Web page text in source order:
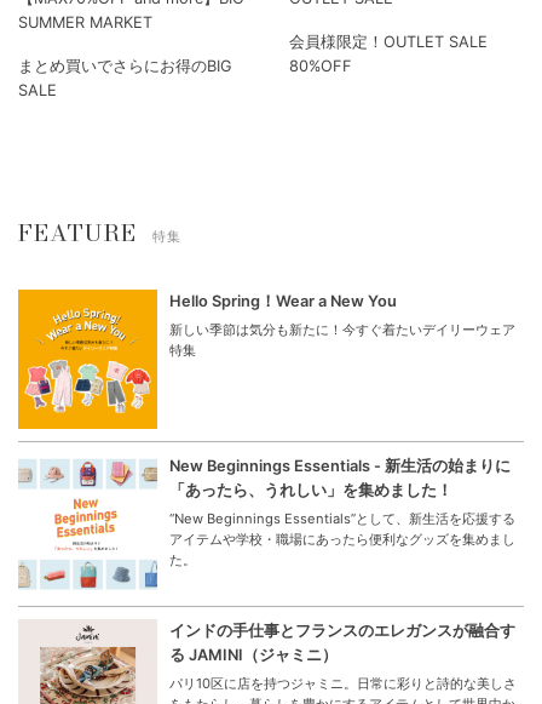
SUMMER MARKET
まとめ買いでさらにお得のBIG
SALE
会員様限定！OUTLET SALE
80%OFF
FEATURE 特集
Hello Spring！Wear a New You
新しい季節は気分も新たに！今すぐ着たいデイリーウェア
特集
New Beginnings Essentials - 新生活の始まりに
「あったら、うれしい」を集めました！
“New Beginnings Essentials”として、新生活を応援する
アイテムや学校・職場にあったら便利なグッズを集めまし
た。
インドの手仕事とフランスのエレガンスが融合す
る JAMINI（ジャミニ）
パリ10区に店を持つジャミニ。日常に彩りと詩的な美しさ